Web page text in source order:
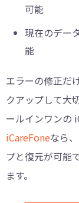
可能
現在のデー
能
エラーの修正だ
クアップして大
ールインワンの
iCareFoneなら
プと復元が可能
ます。